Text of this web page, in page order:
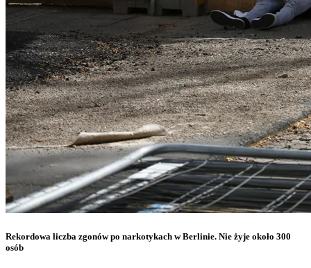
Rekordowa liczba zgonów po narkotykach w Berlinie. Nie żyje około 300
osób